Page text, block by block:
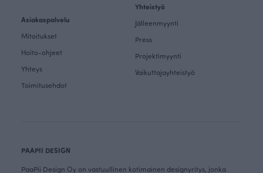
Asiakaspalvelu
Mitoitukset
Hoito-ohjeet
Yhteys
Toimitusehdot
Yhteistyö
Jälleenmyynti
Press
Projektimyynti
Vaikuttajayhteistyö
PAAPII DESIGN
PaaPii Design Oy on vastuullinen kotimainen designyritys, jonka